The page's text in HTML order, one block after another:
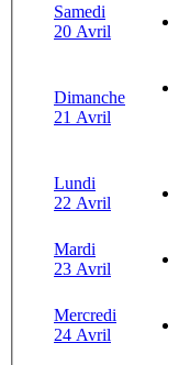
Samedi
20 Avril
Dimanche
21 Avril
Lundi
22 Avril
Mardi
23 Avril
Mercredi
24 Avril